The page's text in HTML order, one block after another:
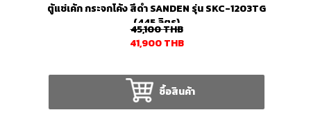
ตู้แช่เค้ก กระจกโค้ง สีดำ SANDEN รุ่น SKC-1203TG
(445 ลิตร)
45,100THB
41,900THB
ซื้อสินค้า